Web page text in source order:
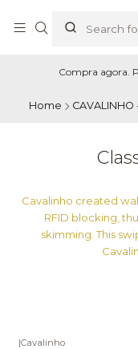
Compra agora.
Home CAVALINHO
Cavalinho created
RFID blocking,
skimming. This
|Cavalinho